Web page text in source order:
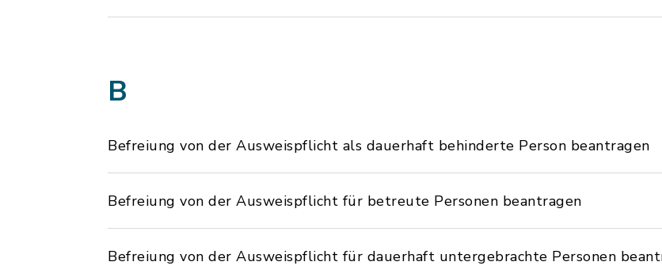
B
Befreiung von der Ausweispflicht als dauerhaft behinderte Person beantragen
Befreiung von der Ausweispflicht für betreute Personen beantragen
Befreiung von der Ausweispflicht für dauerhaft untergebrachte Personen